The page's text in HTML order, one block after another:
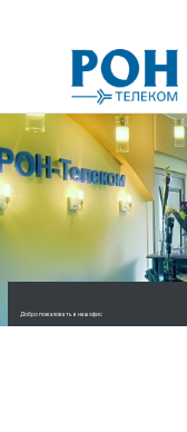
Добро пожаловатьв наш офис